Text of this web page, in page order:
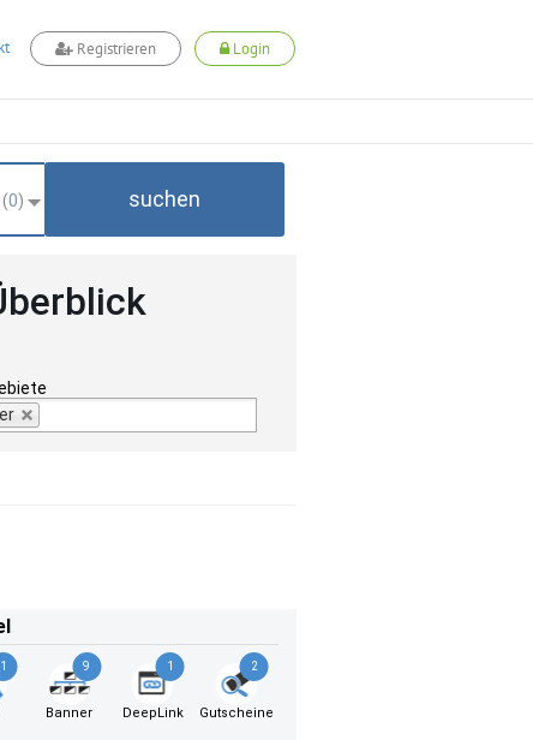
Registrieren Login
0) suchen
1 9
Banner
1
DeepLink
2
Gutscheine